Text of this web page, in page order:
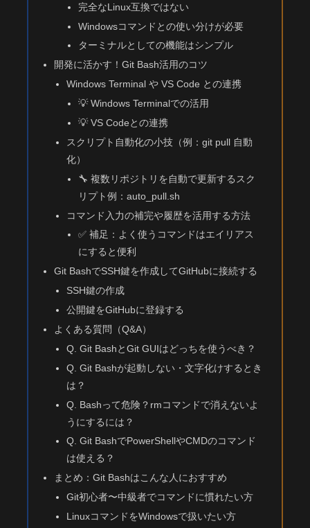
完全なLinux互換ではない
Windowsコマンドとの使い分けが必要
ターミナルとしての機能はシンプル
開発に活かす！Git Bash活用のコツ
Windows Terminal や VS Code との連携
💡 Windows Terminalでの活用
💡 VS Codeとの連携
スクリプト自動化の小技（例：git pull 自動
化）
🔧 複数リポジトリを自動で更新するスク
リプト例：auto_pull.sh
コマンド入力の補完や履歴を活用する方法
✅ 補足：よく使うコマンドはエイリアス
にすると便利
Git BashでSSH鍵を作成してGitHubに接続する
SSH鍵の作成
公開鍵をGitHubに登録する
よくある質問（Q&A）
Q. Git BashとGit GUIはどっちを使うべき？
Q. Git Bashが起動しない・文字化けするとき
は？
Q. Bashって危険？rmコマンドで消えないよ
うにするには？
Q. Git BashでPowerShellやCMDのコマンド
は使える？
まとめ：Git Bashはこんな人におすすめ
Git初心者〜中級者でコマンドに慣れたい方
LinuxコマンドをWindowsで扱いたい方